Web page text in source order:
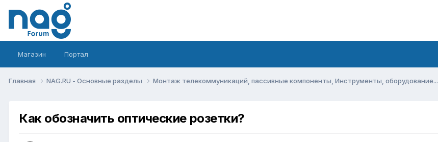
Магазин Портал
Главная NAG.RU - Основные разделы Монтаж телекоммуникаций, пассивные компоненты, Инструменты, оборудование...
Как обозначить оптические розетки?